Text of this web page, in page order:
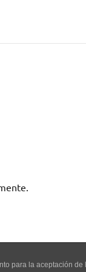
para la aceptación